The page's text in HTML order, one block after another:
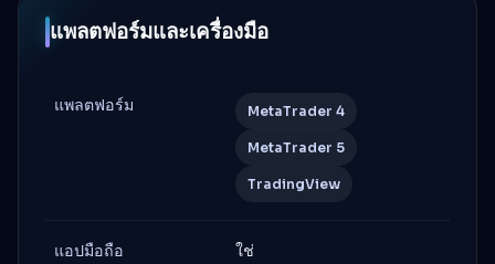
แพลตฟอร์มและเครื่องมือ
แพลตฟอร์ม MetaTrader 4
MetaTrader 5
TradingView
แอปมือถือ ใช่